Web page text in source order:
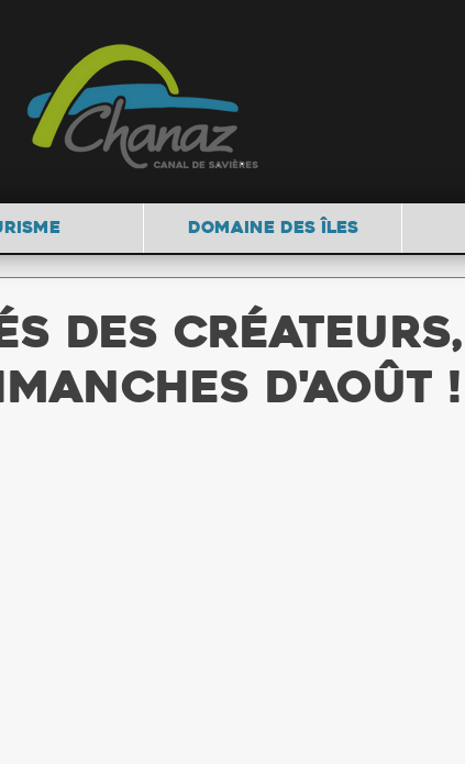
DOMAINE DES ÎLES
des créateurs,
d'août !